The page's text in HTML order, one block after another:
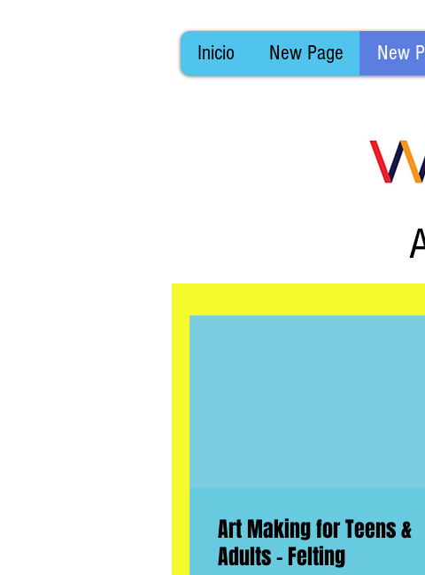
Inicio New Page New
Art Making for Teens &
Adults - Felting